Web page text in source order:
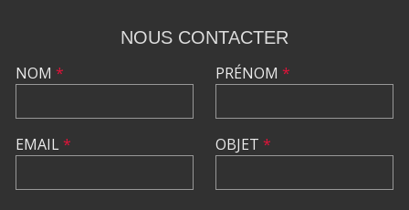
NOUS CONTACTER
NOM *
EMAIL*
PRÉNOM *
OBJET *